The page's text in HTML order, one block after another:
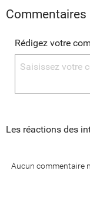
Commentaires
Rédigez votre
Les réactions des
Aucun commentaire